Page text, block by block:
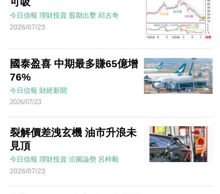
今日信報 理財投資 股期出擊 邱古奇
2026/07/23
國泰盈喜 中期最多賺65億增
76%
今日信報 財經新聞
2026/07/23
裂解價差洩玄機 油市升浪未
見頂
今日信報 理財投資 沿圖論勢 呂梓毅
2026/07/23